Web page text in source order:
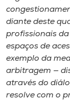
A-
diante deste
profissionais
espaços de
exemplo da
arbitragem —
através do
resolve com o